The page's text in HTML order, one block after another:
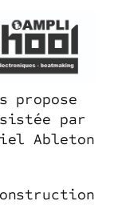
propose
par
Ableton